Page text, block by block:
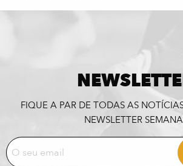
FIQUE A PAR DE TODAS AS
NEWSLETTER